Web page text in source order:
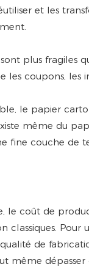
et les
plus fragiles
les coupons, les
le papier
même du
fine couche de
le coût de
classiques.
de
même